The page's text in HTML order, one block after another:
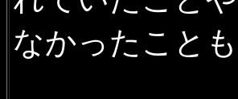
なかったこと